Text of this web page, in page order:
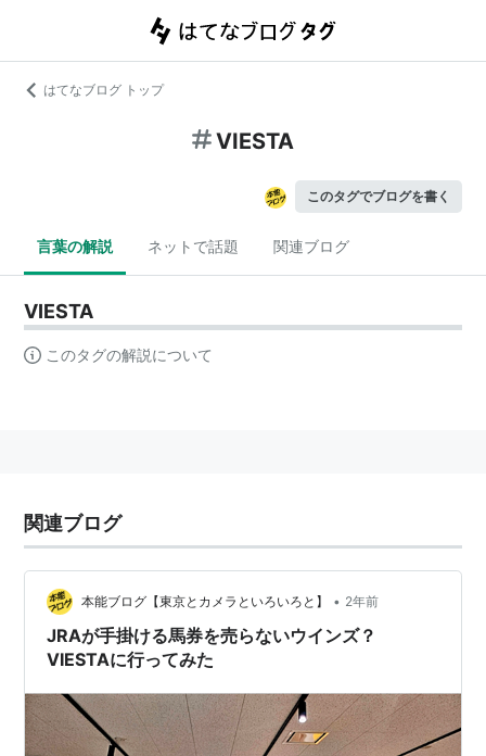
はてなブログ トップ
VIESTA
このタグでブログを書く
言葉の解説 ネットで話題 関連ブログ
VIESTA
このタグの解説について
関連ブログ
本能ブログ【東京とカメラといろいろと】 • 2年前
JRAが手掛ける馬券を売らないウインズ？
VIESTAに行ってみた